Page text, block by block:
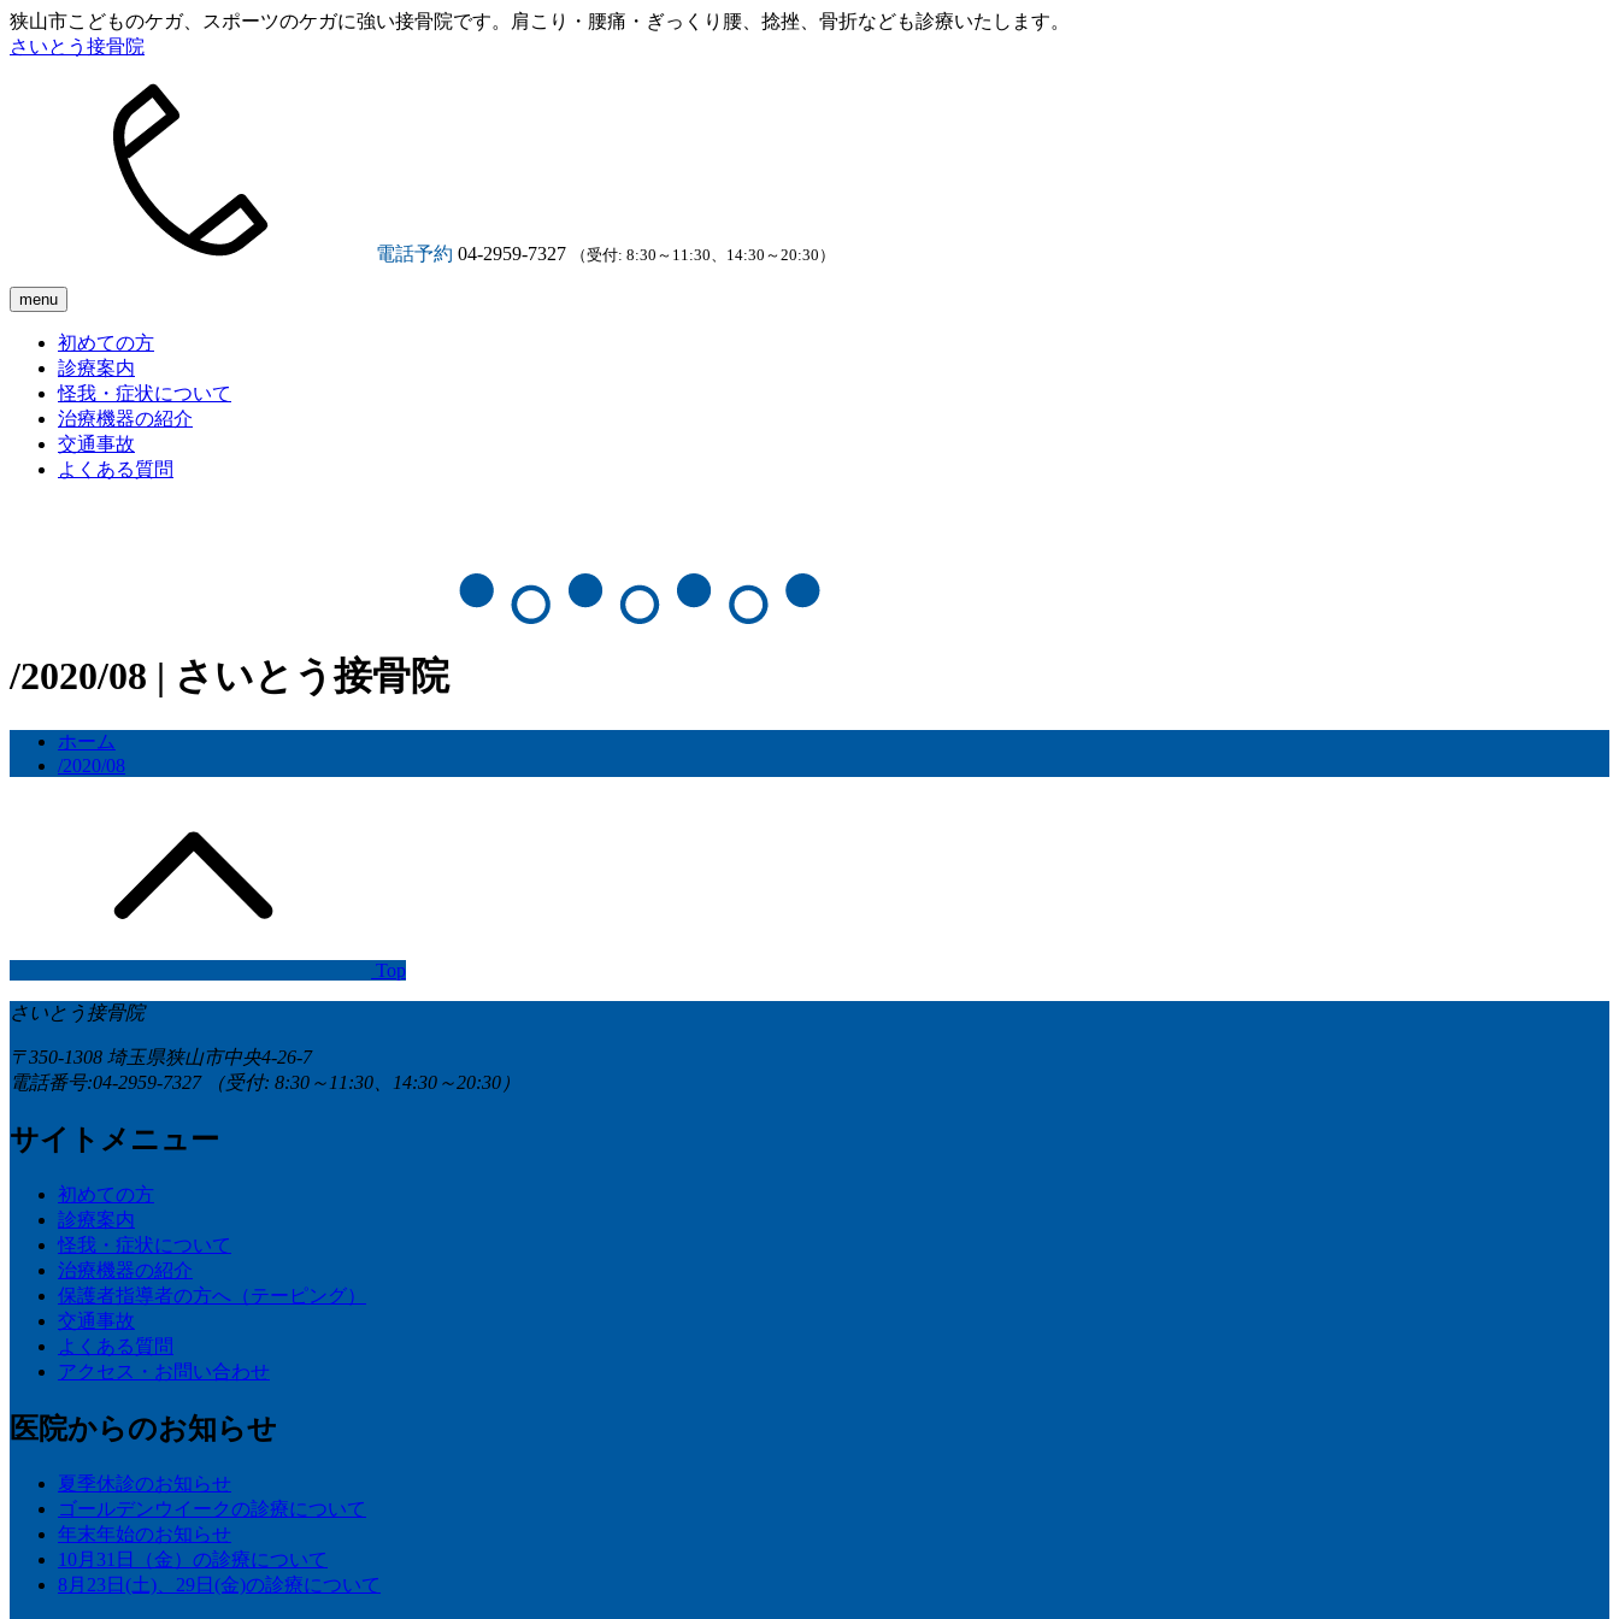
狭山市こどものケガ、スポーツのケガに強い接骨院です。肩こり・腰痛・ぎっくり腰、捻挫、骨折なども診療いたします。
さいとう接骨院
電話予約 04-2959-7327 （受付: 8:30～11:30、14:30～20:30）
menu
初めての方
診療案内
怪我・症状について
治療機器の紹介
交通事故
よくある質問
/2020/08 | さいとう接骨院
ホーム
/2020/08
Top
さいとう接骨院
〒350-1308 埼玉県狭山市中央4-26-7
電話番号:04-2959-7327
（受付: 8:30～11:30、14:30～20:30）
サイトメニュー
初めての方
診療案内
怪我・症状について
治療機器の紹介
保護者指導者の方へ（テーピング）
交通事故
よくある質問
アクセス・お問い合わせ
医院からのお知らせ
夏季休診のお知らせ
ゴールデンウイークの診療について
年末年始のお知らせ
10月31日（金）の診療について
8月23日(土)、29日(金)の診療について